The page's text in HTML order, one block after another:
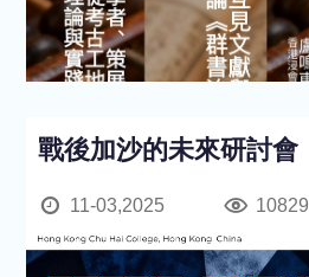
戰後加沙的未來研討會
11-03,2025 10829